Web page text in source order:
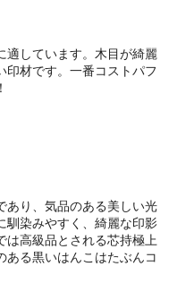
適しています。木目が綺麗
印材です。一番コストパフ
あり、気品のある美しい光
馴染みやすく、綺麗な印影
は高級品とされる芯持極上
ある黒いはんこはたぶんコ